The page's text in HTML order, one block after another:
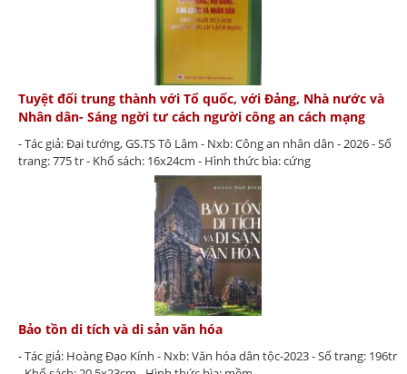
Tuyệt đối trung thành với Tổ quốc, với Đảng, Nhà nước và
Nhân dân- Sáng ngời tư cách người công an cách mạng
- Tác giả: Đại tướng, GS.TS Tô Lâm - Nxb: Công an nhân dân - 2026 - Số
trang: 775 tr - Khổ sách: 16x24cm - Hình thức bìa: cứng
Bảo tồn di tích và di sản văn hóa
- Tác giả: Hoàng Đạo Kính - Nxb: Văn hóa dân tộc-2023 - Số trang: 196tr